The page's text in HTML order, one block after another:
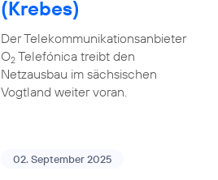
(Krebes)
Der Telekommunikationsanbieter
O2Telefónica treibt den
Netzausbau im sächsischen
Vogtland weiter voran.
02. September 2025